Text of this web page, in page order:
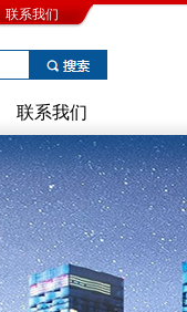
联系我们
联系我们